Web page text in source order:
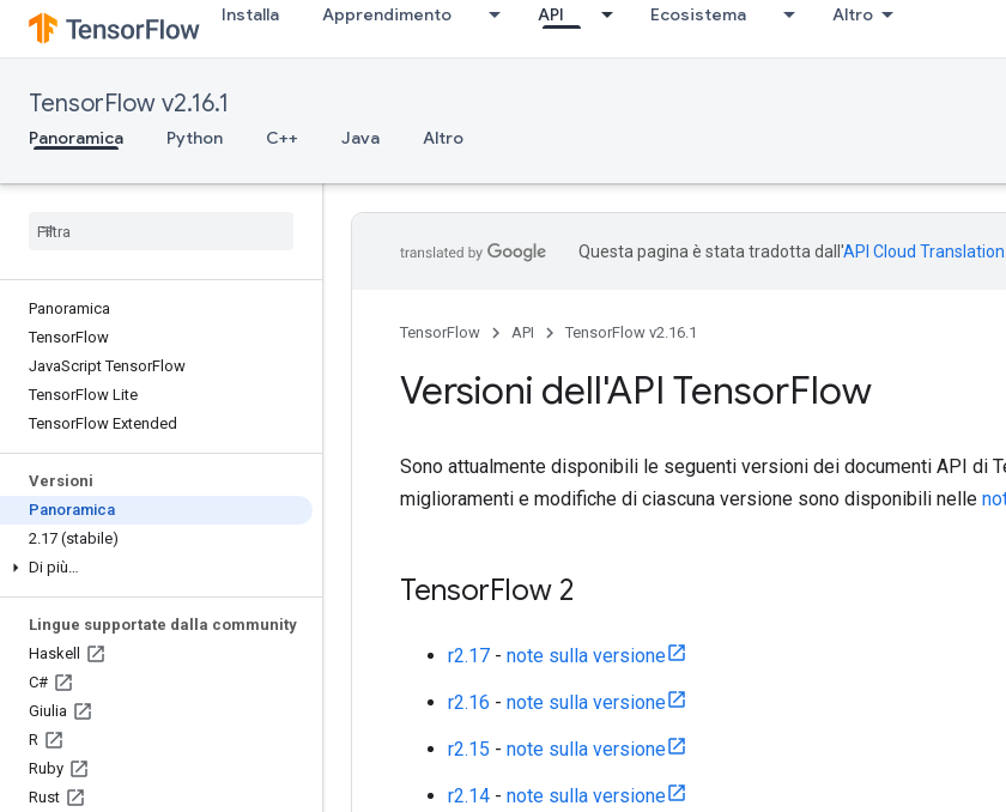
Installa Apprendimento API Ecosistema Altro
TensorFlow v2.16.1
Panoramica Python C++ Java Altro
Panoramica
TensorFlow
JavaScript TensorFlow
TensorFlow Lite
TensorFlow Extended
Versioni
Panoramica
2.17 (stabile)
Di più…
Lingue supportate dalla community
Haskell
C#
Giulia
R
Ruby
Rust
Questa pagina è stata tradotta dall'API Cloud Translation
TensorFlow API TensorFlow v2.16.1
Versioni dell'API TensorFlow
Sono attualmente disponibili le seguenti versioni dei documenti API di
miglioramenti e modifiche di ciascuna versione sono disponibili nelle
TensorFlow 2
r2.17 - note sulla versione
r2.16 - note sulla versione
r2.15 - note sulla versione
r2.14 - note sulla versione